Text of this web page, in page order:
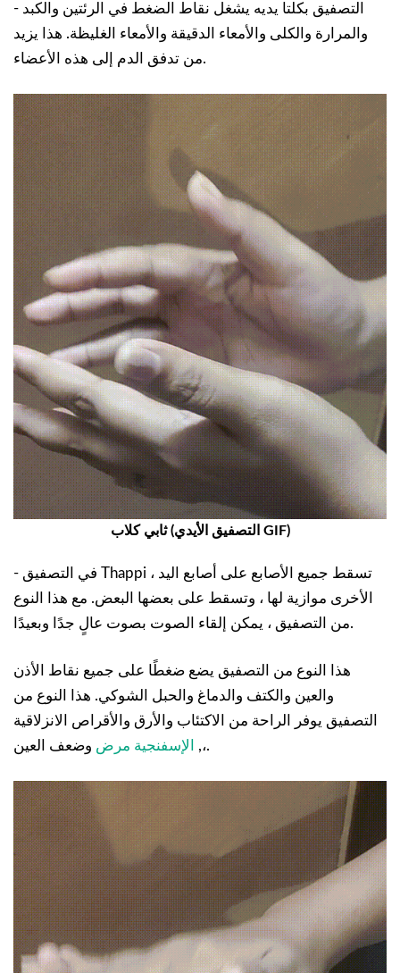
- التصفيق بكلتا يديه يشغل نقاط الضغط في الرئتين والكبد
والمرارة والكلى والأمعاء الدقيقة والأمعاء الغليظة. هذا يزيد
من تدفق الدم إلى هذه الأعضاء.
ثابي كلاب (التصفيق الأيدي GIF)
- في التصفيق Thappi ، تسقط جميع الأصابع على أصابع اليد
الأخرى موازية لها ، وتسقط على بعضها البعض. مع هذا النوع
من التصفيق ، يمكن إلقاء الصوت بصوت عالٍ جدًا وبعيدًا.
هذا النوع من التصفيق يضع ضغطًا على جميع نقاط الأذن
والعين والكتف والدماغ والحبل الشوكي. هذا النوع من
التصفيق يوفر الراحة من الاكتئاب والأرق والأقراص الانزلاقية
،,
الإسفنجية مرض وضعف العين.